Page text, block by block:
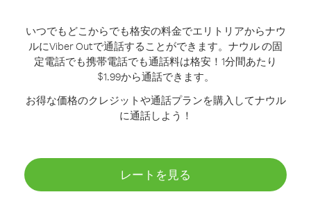
いつでもどこからでも格安の料金でエリトリアからナウ
ルにViber Outで通話することができます。 ナウル の固
定電話でも携帯電話でも通話料は格安！1分間あたり
$1.99から通話できます。
お得な価格のクレジットや通話プランを購入してナウル
に通話しよう！
レートを見る